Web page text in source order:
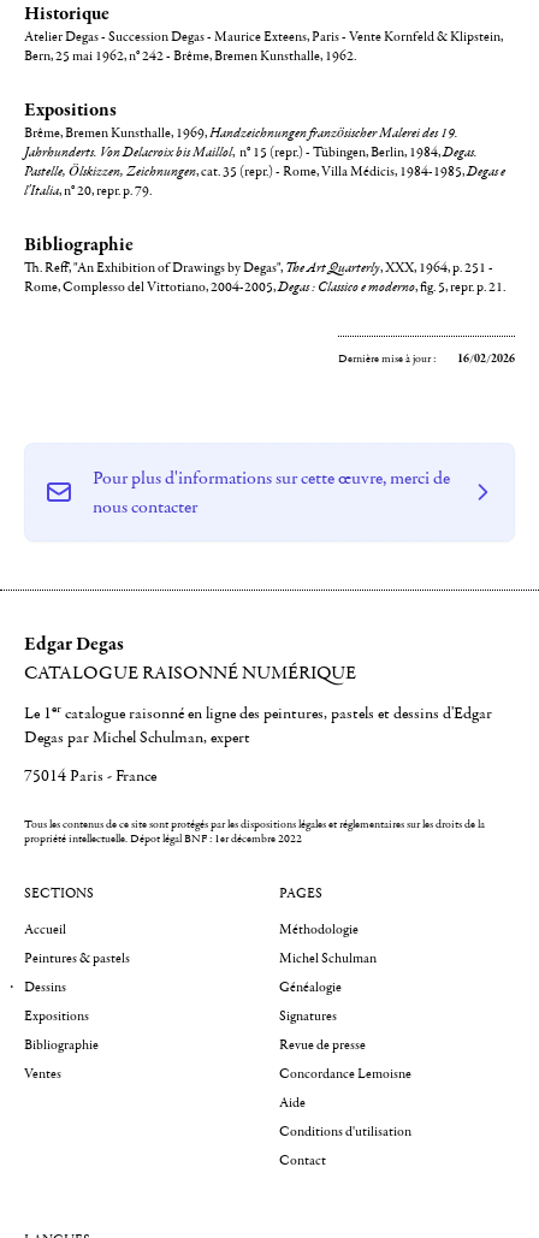
Historique
Atelier Degas - Succession Degas - Maurice Exteens, Paris - Vente Kornfeld & Klipstein,
Bern, 25 mai 1962, n° 242 - Brême, Bremen Kunsthalle, 1962.
Expositions
Brême, Bremen Kunsthalle, 1969,Handzeichnungen französischer Malerei des 19.
Jahrhunderts. Von Delacroix bis Maillol, n° 15 (repr.) - Tübingen, Berlin, 1984,Degas.
Pastelle, Ölskizzen, Zeichnungen, cat. 35 (repr.) - Rome, Villa Médicis, 1984-1985,Degas e
l'Italia, n° 20, repr. p. 79.
Bibliographie
Th. Reff, "An Exhibition of Drawings by Degas", The Art Quarterly, XXX, 1964, p. 251 -
Rome, Complesso del Vittotiano, 2004-2005,Degas : Classico e moderno, fig. 5, repr. p. 21.
Dernière mise à jour : 16/02/2026
Pour plus d'informations sur cette œuvre, merci de
nous contacter
Edgar Degas
CATALOGUE RAISONNÉ NUMÉRIQUE
Le 1er catalogue raisonné en ligne des peintures, pastels et dessins d'Edgar
Degas par Michel Schulman, expert
75014 Paris - France
Tous les contenus de ce site sont protégés par les dispositions légales et réglementaires sur les droits de la
propriété intellectuelle.Dépot légal BNF : 1er décembre 2022
SECTIONS
Accueil
Peintures & pastels
Dessins
Expositions
Bibliographie
Ventes
PAGES
Méthodologie
Michel Schulman
Généalogie
Signatures
Revue de presse
Concordance Lemoisne
Aide
Conditions d'utilisation
Contact